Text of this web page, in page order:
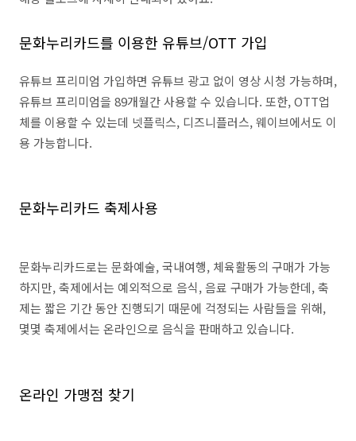
문화누리카드를 이용한 유튜브/OTT 가입
유튜브 프리미엄 가입하면 유튜브 광고 없이 영상 시청 가능하며,
유튜브 프리미엄을 89개월간 사용할 수 있습니다. 또한, OTT업
체를 이용할 수 있는데 넷플릭스, 디즈니플러스, 웨이브에서도 이
용 가능합니다.
문화누리카드 축제사용
문화누리카드로는 문화예술, 국내여행, 체육활동의 구매가 가능
하지만, 축제에서는 예외적으로 음식, 음료 구매가 가능한데, 축
제는 짧은 기간 동안 진행되기 때문에 걱정되는 사람들을 위해,
몇몇 축제에서는 온라인으로 음식을 판매하고 있습니다.
온라인 가맹점 찾기